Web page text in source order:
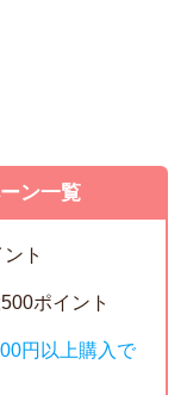
ン一覧
ト
ポイント
円以上購入で